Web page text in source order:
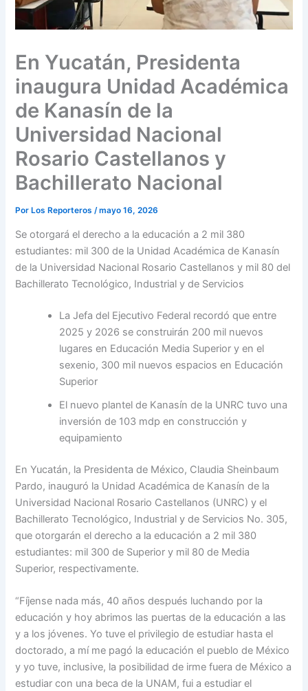
En Yucatán, Presidenta
inaugura Unidad Académica
de Kanasín de la
Universidad Nacional
Rosario Castellanos y
Bachillerato Nacional
PorLos Reporteros /mayo 16, 2026
Se otorgará el derecho a la educación a 2 mil 380
estudiantes: mil 300 de la Unidad Académica de Kanasín
de la Universidad Nacional Rosario Castellanos y mil 80 del
Bachillerato Tecnológico, Industrial y de Servicios
La Jefa del Ejecutivo Federal recordó que entre
2025 y 2026 se construirán 200 mil nuevos
lugares en Educación Media Superior y en el
sexenio, 300 mil nuevos espacios en Educación
Superior
El nuevo plantel de Kanasín de la UNRC tuvo una
inversión de 103 mdp en construcción y
equipamiento
En Yucatán, la Presidenta de México, Claudia Sheinbaum
Pardo, inauguró la Unidad Académica de Kanasín de la
Universidad Nacional Rosario Castellanos (UNRC) y el
Bachillerato Tecnológico, Industrial y de Servicios No. 305,
que otorgarán el derecho a la educación a 2 mil 380
estudiantes: mil 300 de Superior y mil 80 de Media
Superior, respectivamente.
“Fíjense nada más, 40 años después luchando por la
educación y hoy abrimos las puertas de la educación a las
y a los jóvenes. Yo tuve el privilegio de estudiar hasta el
doctorado, a mí me pagó la educación el pueblo de México
y yo tuve, inclusive, la posibilidad de irme fuera de México a
estudiar con una beca de la UNAM, fui a estudiar el